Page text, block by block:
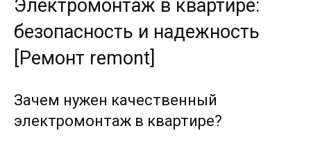
Электромонтаж в квартире:
безопасность и надежность
[Ремонт remont]
Зачем нужен качественный
электромонтаж в квартире?